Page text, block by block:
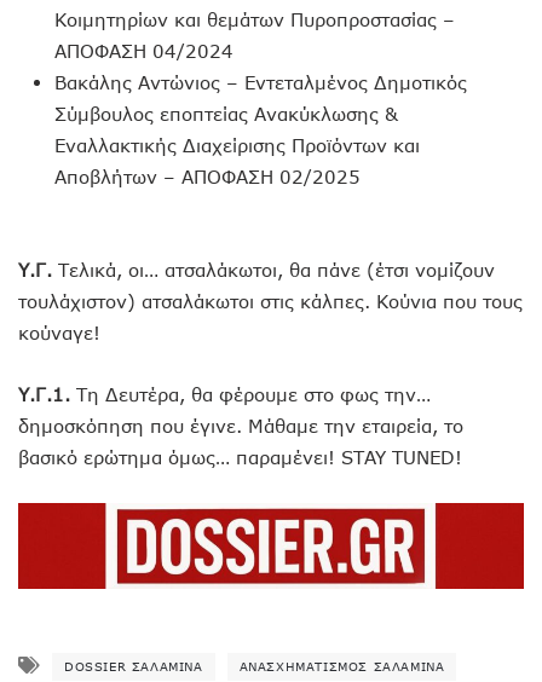
Κοιμητηρίων και θεμάτων Πυροπροστασίας –
ΑΠΟΦΑΣΗ 04/2024
Βακάλης Αντώνιος – Εντεταλμένος Δημοτικός
Σύμβουλος εποπτείας Ανακύκλωσης &
Εναλλακτικής Διαχείρισης Προϊόντων και
Αποβλήτων – ΑΠΟΦΑΣΗ 02/2025
Υ.Γ. Τελικά, οι… ατσαλάκωτοι, θα πάνε (έτσι νομίζουν
τουλάχιστον) ατσαλάκωτοι στις κάλπες. Κούνια που τους
κούναγε!
Υ.Γ.1. Τη Δευτέρα, θα φέρουμε στο φως την…
δημοσκόπηση που έγινε. Μάθαμε την εταιρεία, το
βασικό ερώτημα όμως… παραμένει! STAY TUNED!
DOSSIER ΣΑΛΑΜΊΝΑ ΑΝΑΣΧΗΜΑΤΙΣΜΌΣ ΣΑΛΑΜΊΝΑ